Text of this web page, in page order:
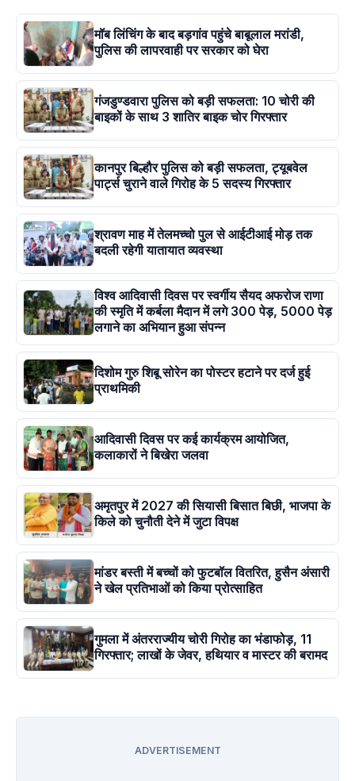
मॉब लिंचिंग के बाद बड़गांव पहुंचे बाबूलाल मरांडी,
पुलिस की लापरवाही पर सरकार को घेरा
गंजडुण्डवारा पुलिस को बड़ी सफलता: 10 चोरी की
बाइकों के साथ 3 शातिर बाइक चोर गिरफ्तार
कानपुर बिल्हौर पुलिस को बड़ी सफलता, ट्यूबवेल
पार्ट्स चुराने वाले गिरोह के 5 सदस्य गिरफ्तार
श्रावण माह में तेलमच्चो पुल से आईटीआई मोड़ तक
बदली रहेगी यातायात व्यवस्था
विश्व आदिवासी दिवस पर स्वर्गीय सैयद अफरोज राणा
की स्मृति में कर्बला मैदान में लगे 300 पेड़, 5000 पेड़
लगाने का अभियान हुआ संपन्न
दिशोम गुरु शिबू सोरेन का पोस्टर हटाने पर दर्ज हुई
प्राथमिकी
आदिवासी दिवस पर कई कार्यक्रम आयोजित,
कलाकारों ने बिखेरा जलवा
अमृतपुर में 2027 की सियासी बिसात बिछी, भाजपा के
किले को चुनौती देने में जुटा विपक्ष
मांडर बस्ती में बच्चों को फुटबॉल वितरित, हुसैन अंसारी
ने खेल प्रतिभाओं को किया प्रोत्साहित
गुमला में अंतरराज्यीय चोरी गिरोह का भंडाफोड़, 11
गिरफ्तार; लाखों के जेवर, हथियार व मास्टर की बरामद
ADVERTISEMENT